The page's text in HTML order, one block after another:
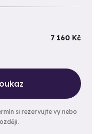
7 160 Kč
si rezervujte vy nebo